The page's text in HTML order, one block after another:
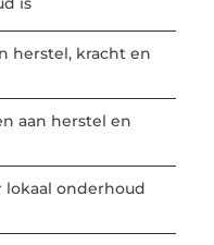
herstel, kracht en
aan herstel en
lokaal onderhoud